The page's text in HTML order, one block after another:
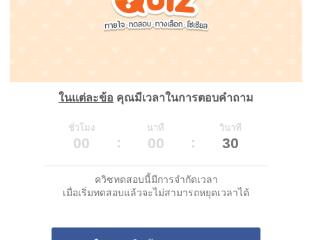
ในแต่ละข้อ คุณมีเวลาในการตอบคำถาม
ชั่วโมง นาที วินาที
00 00 30
ควิซทดสอบนี้มีการจำกัดเวลา
เมื่อเริ่มทดสอบแล้วจะไม่สามารถหยุดเวลาได้